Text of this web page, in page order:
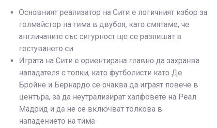
Основният реализатор на Сити е логичният избор за
голмайстор на тима в двубоя, като смятаме, че
англичаните със сигурност ще се разпишат в
гостуването си
Играта на Сити е ориентирана главно да захранва
нападателя с топки, като футболисти като Де
Бройне и Бернардо се очаква да играят повече в
центъра, за да неутрализират халфовете на Реал
Мадрид и да не се включват толкова в
нападението на тима